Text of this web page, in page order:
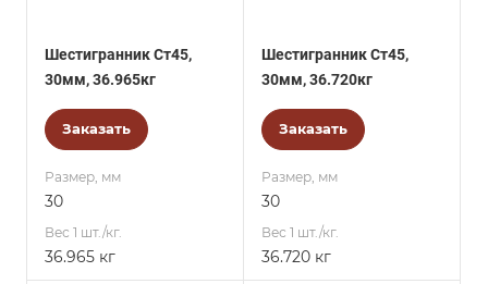
Шестигранник Ст45,
30мм, 36.965кг
Заказать
Размер, мм
30
Вес 1 шт./кг.
36.965 кг
Шестигранник Ст45,
30мм, 36.720кг
Заказать
Размер, мм
30
Вес 1 шт./кг.
36.720 кг